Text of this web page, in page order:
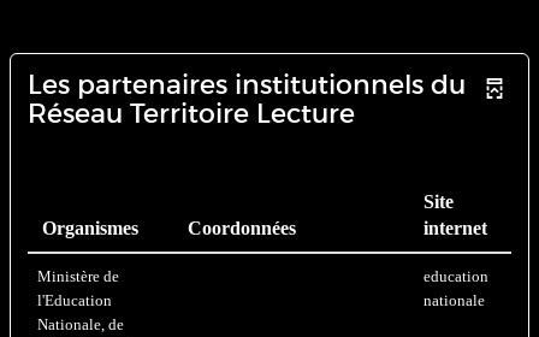
Les partenaires institutionnels du
Réseau Territoire Lecture
Organismes Coordonnées
Site
internet
Ministère de
l'Education
Nationale, de
education
nationale